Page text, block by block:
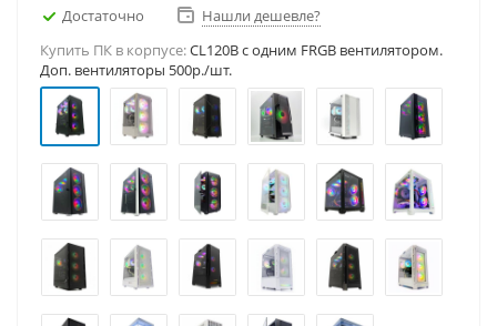
Достаточно
Нашли дешевле?
Купить ПК в корпусе:CL120B c одним FRGB вентилятором.
Доп. вентиляторы 500р./шт.